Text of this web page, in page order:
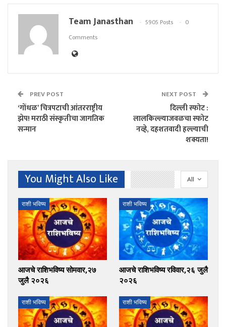
Team Janasthan 5905 Posts
0
Comments
PREV POST
‘गोंधळ’ चित्रपटाची आंतरराष्ट्रीय
झेप! मराठी संस्कृतीचा जागतिक
सन्मान
NEXT POST
दिल्ली स्फोट :
लालकिल्ल्याजवळचा स्फोट
नव्हे, दहशतवादी हल्ल्याची
शक्यता!
All
You Might Also Like
राशी भविष्य
आजचे राशिभविष्य सोमवार,२७
जुलै २०२६
राशी भविष्य
आजचे राशिभविष्य रविवार,२६ जुलै
२०२६
राशी भविष्य राशी भविष्य